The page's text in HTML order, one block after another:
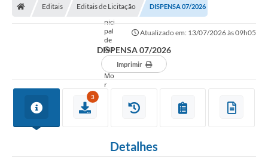
Editais Editais de Licitação DISPENSA 07/2026
Atualizado em: 13/07/2026 às 09h05
DISPENSA 07/2026
Imprimir
3
Detalhes